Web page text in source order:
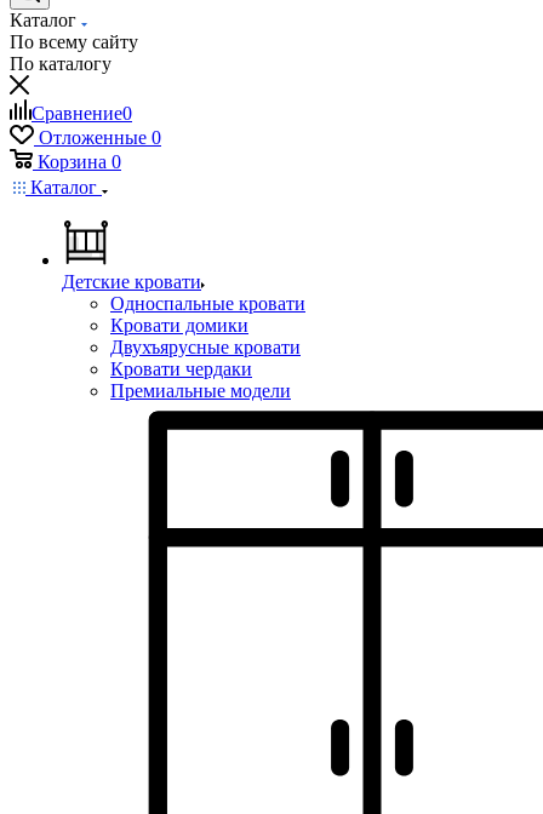
Каталог
По всему сайту
По каталогу
Сравнение0
Отложенные 0
Корзина 0
Каталог
Детские кровати
Односпальные кровати
Кровати домики
Двухъярусные кровати
Кровати чердаки
Премиальные модели